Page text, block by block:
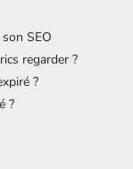
SEO
regarder ?
?
?